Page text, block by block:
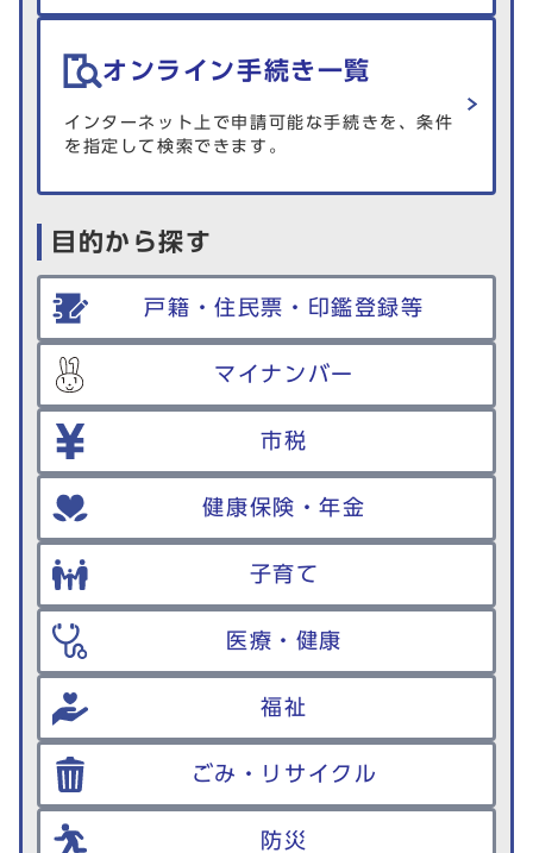
オンライン手続き一覧
インターネット上で申請可能な手続きを、条件
を指定して検索できます。
目的から探す
戸籍・住民票・印鑑登録等
マイナンバー
市税
健康保険・年金
子育て
医療・健康
福祉
ごみ・リサイクル
防災